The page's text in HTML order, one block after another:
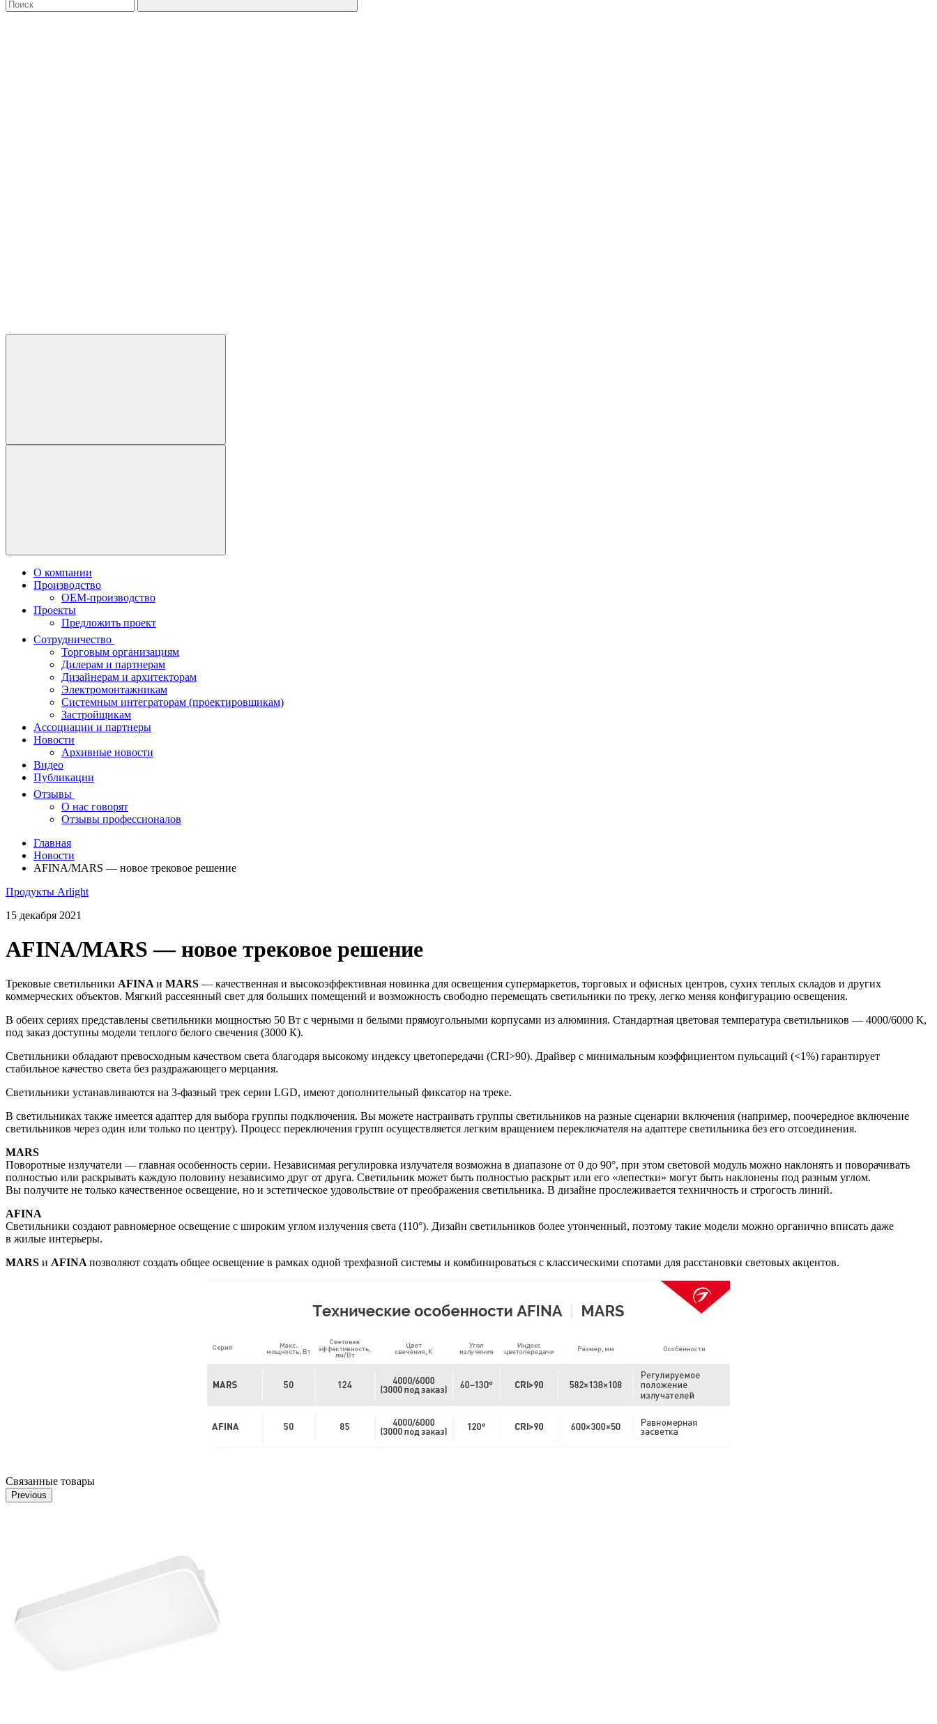
О компании
Производство
OEM-производство
Проекты
Предложить проект
Сотрудничество
Торговым организациям
Дилерам и партнерам
Дизайнерам и архитекторам
Электромонтажникам
Системным интеграторам (проектировщикам)
Застройщикам
Ассоциации и партнеры
Новости
Архивные новости
Видео
Публикации
Отзывы
О нас говорят
Отзывы профессионалов
Главная
Новости
AFINA/MARS — новое трековое решение
Продукты Arlight
15 декабря 2021
AFINA/MARS — новое трековое решение
Трековые светильники AFINA и MARS — качественная и высокоэффективная новинка для освещения супермаркетов, торговых и офисных центров, сухих теплых складов и других
коммерческих объектов. Мягкий рассеянный свет для больших помещений и возможность свободно перемещать светильники по треку, легко меняя конфигурацию освещения.
В обеих сериях представлены светильники мощностью 50 Вт с черными и белыми прямоугольными корпусами из алюминия. Стандартная цветовая температура светильников — 4000/6000 К,
под заказ доступны модели теплого белого свечения (3000 К).
Светильники обладают превосходным качеством света благодаря высокому индексу цветопередачи (CRI>90). Драйвер с минимальным коэффициентом пульсаций (<1%) гарантирует
стабильное качество света без раздражающего мерцания.
Светильники устанавливаются на 3-фазный трек серии LGD, имеют дополнительный фиксатор на треке.
В светильниках также имеется адаптер для выбора группы подключения. Вы можете настраивать группы светильников на разные сценарии включения (например, поочередное включение
светильников через один или только по центру). Процесс переключения групп осуществляется легким вращением переключателя на адаптере светильника без его отсоединения.
MARS
Поворотные излучатели — главная особенность серии. Независимая регулировка излучателя возможна в диапазоне от 0 до 90°, при этом световой модуль можно наклонять и поворачивать
полностью или раскрывать каждую половину независимо друг от друга. Светильник может быть полностью раскрыт или его «лепестки» могут быть наклонены под разным углом.
Вы получите не только качественное освещение, но и эстетическое удовольствие от преображения светильника. В дизайне прослеживается техничность и строгость линий.
AFINA
Светильники создают равномерное освещение с широким углом излучения света (110°). Дизайн светильников более утонченный, поэтому такие модели можно органично вписать даже
в жилые интерьеры.
MARS и AFINA позволяют создать общее освещение в рамках одной трехфазной системы и комбинироваться с классическими спотами для расстановки световых акцентов.
Связанные товары
Previous